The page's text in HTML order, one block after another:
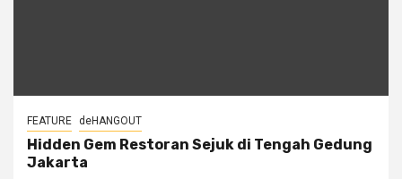
FEATURE deHANGOUT
Hidden Gem Restoran Sejuk di Tengah Gedung
Jakarta